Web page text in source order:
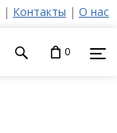
| Контакты | О нас
0